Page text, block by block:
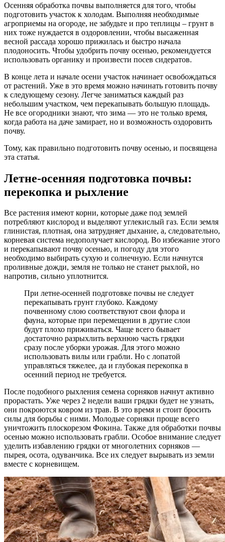
Осенняя обработка почвы выполняется для того, чтобы
подготовить участок к холодам. Выполняя необходимые
агроприемы на огороде, не забудьте и про теплицы – грунт в
них тоже нуждается в оздоровлении, чтобы высаженная
весной рассада хорошо прижилась и быстро начала
плодоносить. Чтобы удобрить почву осенью, рекомендуется
использовать органику и произвести посев сидератов.
В конце лета и начале осени участок начинает освобождаться
от растений. Уже в это время можно начинать готовить почву
к следующему сезону. Легче заниматься каждый раз
небольшим участком, чем перекапывать большую площадь.
Не все огородники знают, что зима — это не только время,
когда работа на даче замирает, но и возможность оздоровить
почву.
Тому, как правильно подготовить почву осенью, и посвящена
эта статья.
Летне-осенняя подготовка почвы:
перекопка и рыхление
Все растения имеют корни, которые даже под землей
потребляют кислород и выделяют углекислый газ. Если земля
глинистая, плотная, она затрудняет дыхание, а, следовательно,
корневая система недополучает кислород. Во избежание этого
и перекапывают почву осенью, и погоду для этого
необходимо выбирать сухую и солнечную. Если начнутся
проливные дожди, земля не только не станет рыхлой, но
напротив, сильно уплотнится.
При летне-осенней подготовке почвы не следует
перекапывать грунт глубоко. Каждому
почвенному слою соответствуют свои флора и
фауна, которые при перемещении в другие слои
будут плохо приживаться. Чаще всего бывает
достаточно разрыхлить верхнюю часть грядки
сразу после уборки урожая. Для этого можно
использовать вилы или грабли. Но с лопатой
управляться тяжелее, да и глубокая перекопка в
осенний период не требуется.
После подобного рыхления семена сорняков начнут активно
прорастать. Уже через 2 недели ваши грядки будет не узнать,
они покроются ковром из трав. В это время и стоит бросить
силы для борьбы с ними. Молодые сорняки проще всего
уничтожить плоскорезом Фокина. Также для обработки почвы
осенью можно использовать грабли. Особое внимание следует
уделить избавлению грядки от многолетних сорняков —
пырея, осота, одуванчика. Все их следует вырывать из земли
вместе с корневищем.